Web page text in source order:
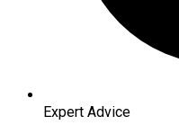
Expert Advice